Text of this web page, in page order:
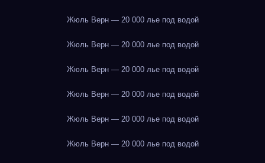
Жюль Верн — 20 000 лье под водой
Жюль Верн — 20 000 лье под водой
Жюль Верн — 20 000 лье под водой
Жюль Верн — 20 000 лье под водой
Жюль Верн — 20 000 лье под водой
Жюль Верн — 20 000 лье под водой